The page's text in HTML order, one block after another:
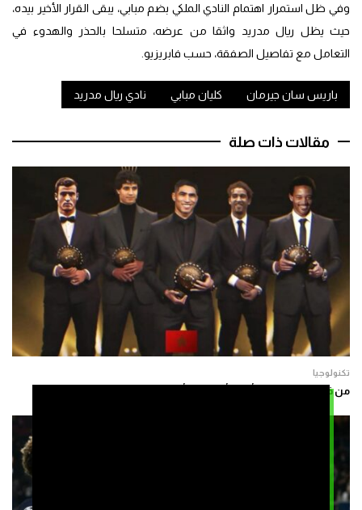
وفي ظل استمرار اهتمام النادي الملكي بضم مبابي، يبقى القرار الأخير بيده،
حيث يظل ريال مدريد واثقا من عرضه، متسلحا بالحذر والهدوء في
التعامل مع تفاصيل الصفقة، حسب فابريزيو.
باريس سان جيرمان كليان مبابي نادي ريال مدريد
مقالات ذات صلة
تكنولوجيا
من فرس إلى حكيمي.. أسود أطلسية زأرت فوق قمم إفريقيا